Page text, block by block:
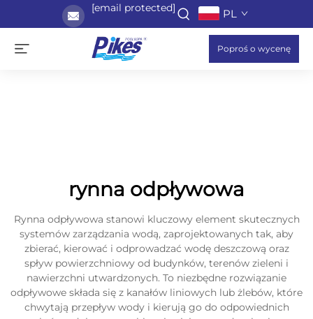
[email protected] PL
Poproś o wycenę
rynna odpływowa
Rynna odpływowa stanowi kluczowy element skutecznych
systemów zarządzania wodą, zaprojektowanych tak, aby
zbierać, kierować i odprowadzać wodę deszczową oraz
spływ powierzchniowy od budynków, terenów zieleni i
nawierzchni utwardzonych. To niezbędne rozwiązanie
odpływowe składa się z kanałów liniowych lub żlebów, które
chwytają przepływ wody i kierują go do odpowiednich